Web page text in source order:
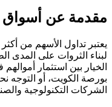
مقدمة عن أسواق
يعتبر تداول الأسهم من
لبناء الثروات على المدى
الخيار بين استثمار
بورصة الكويت، أو التوجه
الشركات التكنولوجية